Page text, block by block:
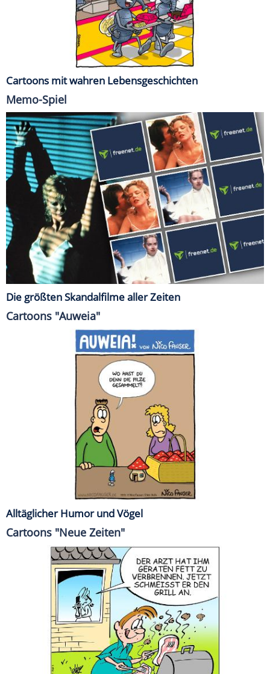
Cartoons mit wahren Lebensgeschichten
Memo-Spiel
Die größten Skandalfilme aller Zeiten
Cartoons "Auweia"
Alltäglicher Humor und Vögel
Cartoons "Neue Zeiten"